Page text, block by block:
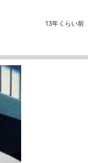
13年くらい前